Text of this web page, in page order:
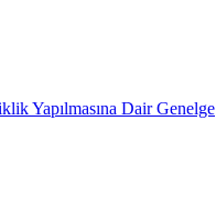
Yapılmasına Dair Genelge